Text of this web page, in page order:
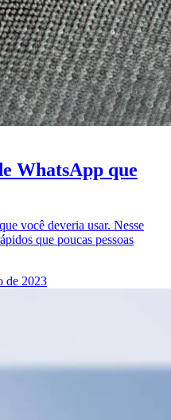
WhatsApp que
você deveria usar. Nesse
que poucas pessoas
de 2023